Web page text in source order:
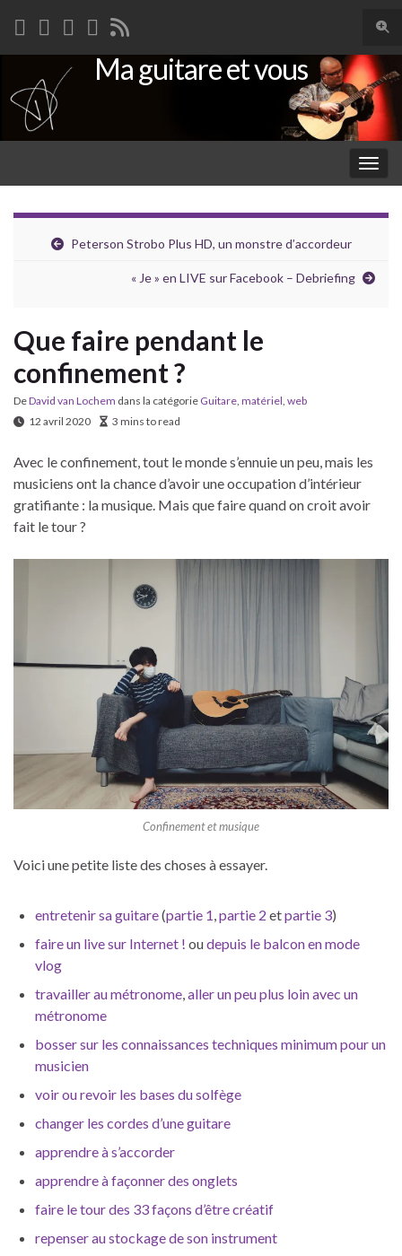
Search for:
Ma guitare et vous
Peterson Strobo Plus HD, un monstre d’accordeur
« Je » en LIVE sur Facebook – Debriefing
Que faire pendant le
confinement ?
DeDavid van Lochem dans la catégorie Guitare matériel web
12 avril 2020
3 mins to read
Avec le confinement, tout le monde s’ennuie un peu, mais les
musiciens ont la chance d’avoir une occupation d’intérieur
gratifiante : la musique. Mais que faire quand on croit avoir
fait le tour ?
Confinement et musique
Voici une petite liste des choses à essayer.
entretenir sa guitare(partie 1,partie 2 etpartie 3)
faire un live sur Internet ! oudepuis le balcon en mode
vlog
travailler au métronome,aller un peu plus loin avec un
métronome
bosser sur les connaissances techniques minimum pour un
musicien
voir ou revoir les bases du solfège
changer les cordes d’une guitare
apprendre à s’accorder
apprendre à façonner des onglets
faire le tour des 33 façons d’être créatif
repenser au stockage de son instrument